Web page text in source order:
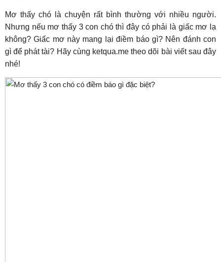
Mơ thấy chó là chuyện rất bình thường với nhiều người.
Nhưng nếu mơ thấy 3 con chó thì đây có phải là giấc mơ lạ
không? Giấc mơ này mang lại điềm báo gì? Nên đánh con
gì để phát tài? Hãy cùng ketqua.me theo dõi bài viết sau đây
nhé!